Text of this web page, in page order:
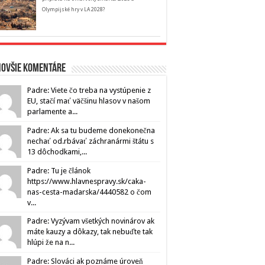
Olympijské hry v LA 2028?
komentáre
Padre: Viete čo treba na vystúpenie z
EU, stačí mať väčšinu hlasov v našom
parlamente a...
Padre: Ak sa tu budeme donekonečna
nechať od.rbávať záchranármi štátu s
13 dôchodkami,...
Padre: Tu je článok
https://www.hlavnespravy.sk/caka-
nas-cesta-madarska/4440582 o čom
v...
Padre: Vyzývam všetkých novinárov ak
máte kauzy a dôkazy, tak nebuďte tak
hlúpi že na n...
Padre: Slováci ak poznáme úroveň